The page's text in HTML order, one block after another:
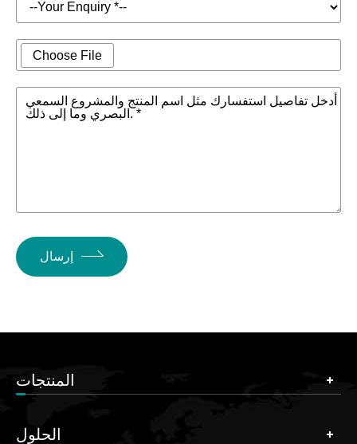
Choose File
أدخل تفاصيل استفسارك مثل اسم المنتج والمشروع السمعي
البصري وما إلى ذلك. *
إرسال
المنتجات
الحلول